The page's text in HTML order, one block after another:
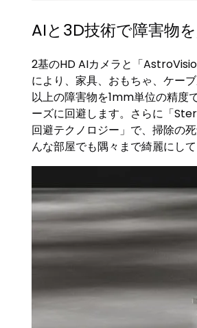
AIと3D技術で障害物
2基のHD AIカメラと「
により、家具、おもちゃ、ケー
以上の障害物を1mm単位の精度
ーズに回避します。さらに「
回避テクノロジー」で、掃除の
んな部屋でも隅々まで綺麗にして